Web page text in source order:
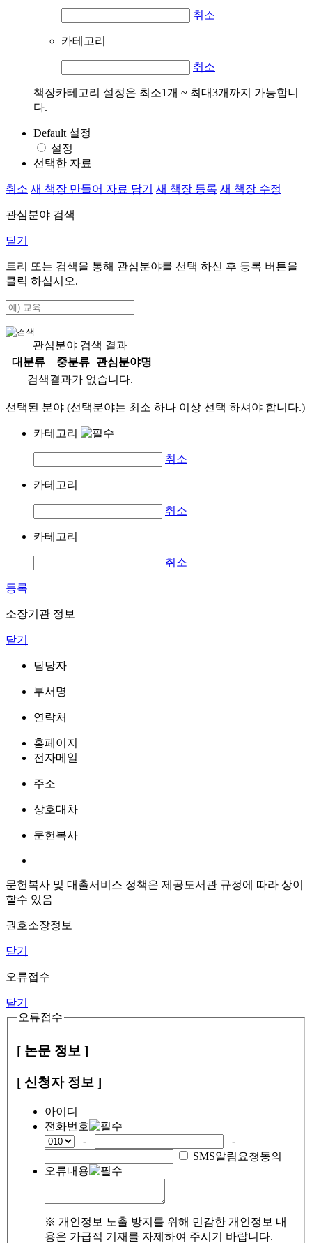
취소
카테고리
취소
책장카테고리 설정은 최소1개 ~ 최대3개까지 가능합니
다.
Default 설정
설정
선택한 자료
취소 새 책장 만들어 자료 담기 새 책장 등록 새 책장 수정
관심분야 검색
닫기
트리 또는 검색을 통해 관심분야를 선택 하신 후 등록 버튼을
클릭 하십시오.
관심분야 검색 결과
대분류
중분류
관심분야명
검색결과가 없습니다.
선택된 분야 (선택분야는 최소 하나 이상 선택 하셔야 합니다.)
카테고리
취소
카테고리
취소
카테고리
취소
등록
소장기관 정보
닫기
담당자
부서명
연락처
홈페이지
전자메일
주소
상호대차
문헌복사
문헌복사 및 대출서비스 정책은 제공도서관 규정에 따라 상이
할수 있음
권호소장정보
닫기
오류접수
닫기
오류접수
[ 논문 정보 ]
[ 신청자 정보 ]
아이디
전화번호
-
-
SMS알림요청동의
오류내용
※ 개인정보 노출 방지를 위해 민감한 개인정보 내
용은 가급적 기재를 자제하여 주시기 바랍니다.